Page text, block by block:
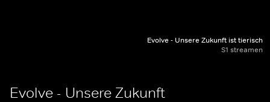
Evolve - Unsere Zukunft ist tierisch
S1 streamen
Evolve - Unsere Zukunft